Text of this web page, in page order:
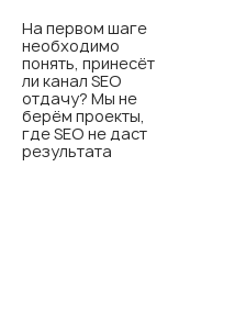
На первом шаге
необходимо
понять, принесёт
ли канал SEO
отдачу? Мы не
берём проекты,
где SEO не даст
результата